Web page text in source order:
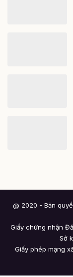
@ 2020 - Bản
Giấy chứng nhận
Sở
Giấy phép mạng